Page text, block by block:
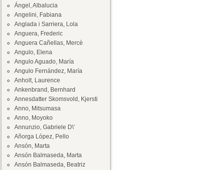
Ángel, Albalucia
Angelini, Fabiana
Anglada i Sarriera, Lola
Anguera, Frederic
Anguera Cañellas, Mercè
Angulo, Elena
Angulo Aguado, María
Angulo Fernández, María
Anholt, Laurence
Ankenbrand, Bernhard
Annesdatter Skomsvold, Kjersti
Anno, Mitsumasa
Anno, Moyoko
Annunzio, Gabriele D\'
Añorga López, Pello
Ansón, Marta
Ansón Balmaseda, Marta
Ansón Balmaseda, Beatriz